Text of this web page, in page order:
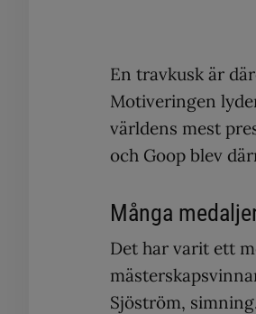
En travkusk är
Motiveringen
världens mest
och Goop blev
Många
Det har varit ett
Sjöström,